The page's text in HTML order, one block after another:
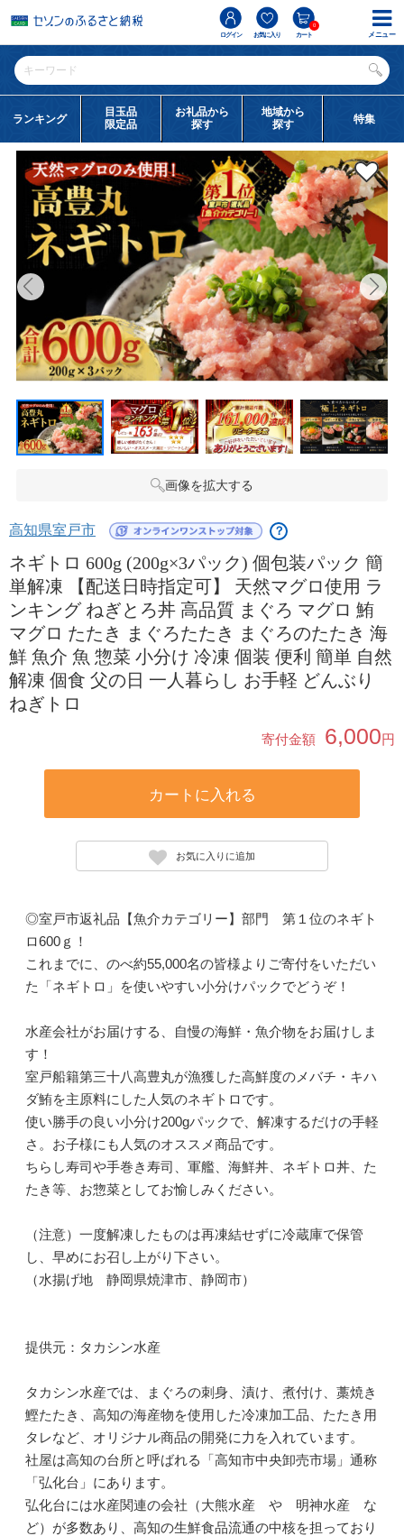
ログイン お気に入り カート
0
ランキング
目玉品
限定品
お礼品から
探す
地域から
探す
特集
画像を拡大する
高知県室戸市 ？
ネギトロ 600g (200g×3パック) 個包装パック 簡
単解凍 【配送日時指定可】 天然マグロ使用 ラ
ンキング ねぎとろ丼 高品質 まぐろ マグロ 鮪
マグロ たたき まぐろたたき まぐろのたたき 海
鮮 魚介 魚 惣菜 小分け 冷凍 個装 便利 簡単 自然
解凍 個食 父の日 一人暮らし お手軽 どんぶり
ねぎトロ
寄付金額 6,000円
カートに入れる
お気に入りに追加
◎室戸市返礼品【魚介カテゴリー】部門 第１位のネギト
ロ600ｇ！
これまでに、のべ約55,000名の皆様よりご寄付をいただい
た「ネギトロ」を使いやすい小分けパックでどうぞ！
水産会社がお届けする、自慢の海鮮・魚介物をお届けしま
す！
室戸船籍第三十八高豊丸が漁獲した高鮮度のメバチ・キハ
ダ鮪を主原料にした人気のネギトロです。
使い勝手の良い小分け200gパックで、解凍するだけの手軽
さ。お子様にも人気のオススメ商品です。
ちらし寿司や手巻き寿司、軍艦、海鮮丼、ネギトロ丼、た
たき等、お惣菜としてお愉しみください。
（注意）一度解凍したものは再凍結せずに冷蔵庫で保管
し、早めにお召し上がり下さい。
（水揚げ地 静岡県焼津市、静岡市）
提供元：タカシン水産
タカシン水産では、まぐろの刺身、漬け、煮付け、藁焼き
鰹たたき、高知の海産物を使用した冷凍加工品、たたき用
タレなど、オリジナル商品の開発に力を入れています。
社屋は高知の台所と呼ばれる「高知市中央卸売市場」通称
「弘化台」にあります。
弘化台には水産関連の会社（大熊水産 や 明神水産 な
ど）が多数あり、高知の生鮮食品流通の中核を担っており
メニュー